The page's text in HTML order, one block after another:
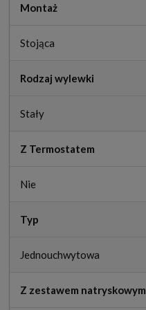
Montaż
Stojąca
Rodzaj wylewki
Stały
Z Termostatem
Nie
Typ
Jednouchwytowa
Z zestawem natryskowym